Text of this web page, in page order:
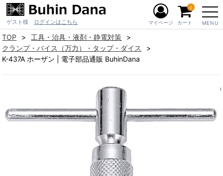
ゲスト様 ログインはこちら MENU
マイページ カート
0
TOP
工具・治具・液剤・静電対策
クランプ・バイス（万力）・タップ・ダイス
K-437A ホーザン | 電子部品通販 BuhinDana